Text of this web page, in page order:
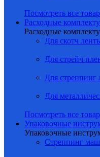
Посмотреть все
Расходные
Расходные
Для скотч
Для стрейч
Для стреппинг
Для
Посмотреть все
Упаковочные
Упаковочные
Стреппинг